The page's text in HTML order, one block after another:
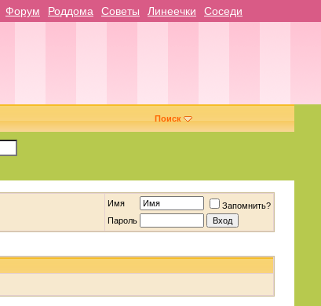
Форум Роддома Советы Линеечки Соседи
Поиск
Имя
Запомнить?
Пароль